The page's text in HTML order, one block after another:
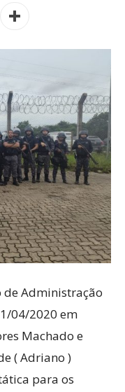
de Administração
04/2020 em
Machado e
( Adriano )
para os